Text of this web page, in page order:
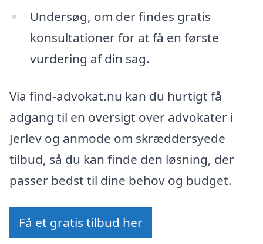
Undersøg, om der findes gratis
konsultationer for at få en første
vurdering af din sag.
Via find-advokat.nu kan du hurtigt få
adgang til en oversigt over advokater i
Jerlev og anmode om skræddersyede
tilbud, så du kan finde den løsning, der
passer bedst til dine behov og budget.
Få et gratis tilbud her